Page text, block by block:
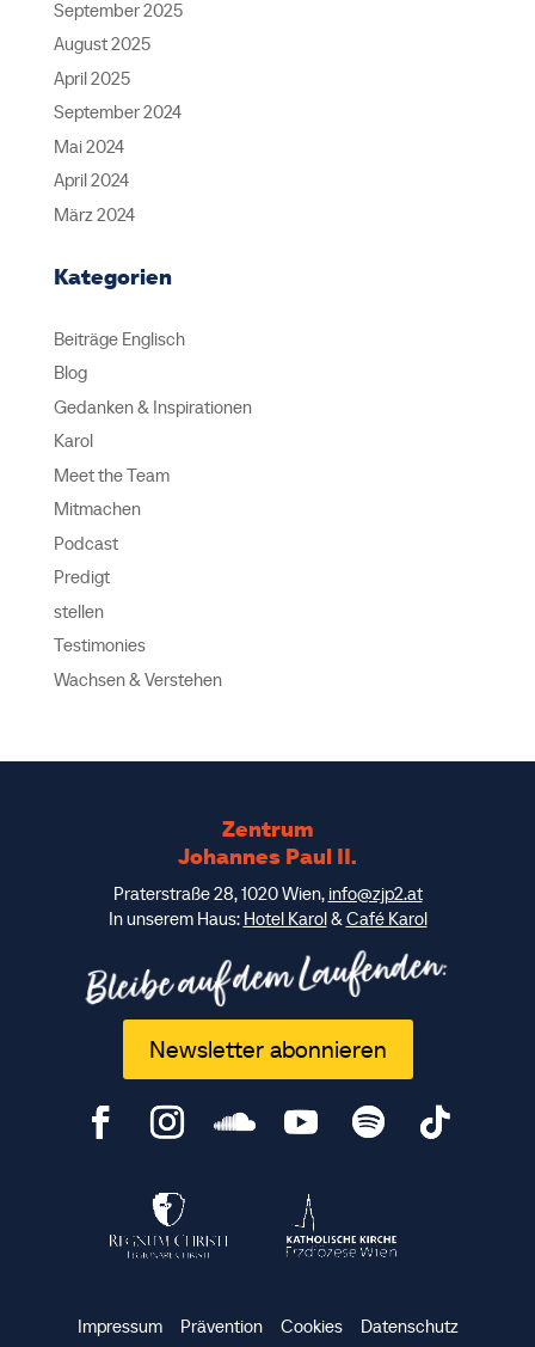
September 2025
August 2025
April 2025
September 2024
Mai 2024
April 2024
März 2024
Kategorien
Beiträge Englisch
Blog
Gedanken & Inspirationen
Karol
Meet the Team
Mitmachen
Podcast
Predigt
stellen
Testimonies
Wachsen & Verstehen
Zentrum
Johannes Paul II.
Praterstraße 28, 1020 Wien, info@zjp2.at
In unserem Haus: Hotel Karol& Café Karol
Bleibe auf dem Laufenden:
Newsletter abonnieren
Impressum Prävention Cookies Datenschutz